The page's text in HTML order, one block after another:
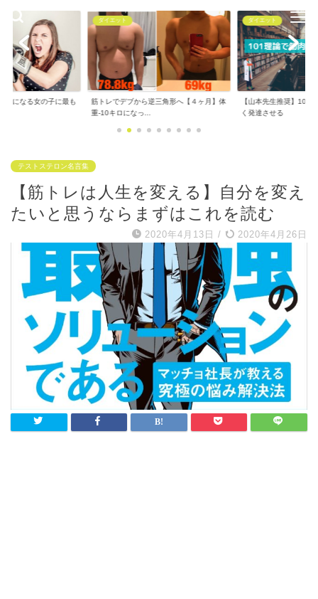
気になる女の子に最も
ダイエット
筋トレでデブから逆三角形へ【４ヶ月】体
重-10キロになっ...
ダイエット
【山本先生推奨】101
く発達させる
テストステロン名言集
【筋トレは人生を変える】自分を変え
たいと思うならまずはこれを読む
2020年4月13日 / 2020年4月26日